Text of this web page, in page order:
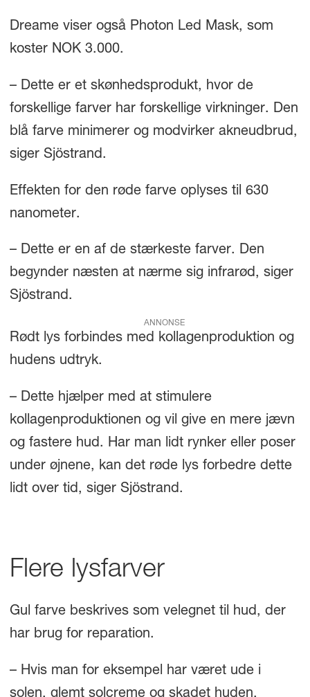
Dreame viser også Photon Led Mask, som
koster NOK 3.000.
– Dette er et skønhedsprodukt, hvor de
forskellige farver har forskellige virkninger. Den
blå farve minimerer og modvirker akneudbrud,
siger Sjöstrand.
Effekten for den røde farve oplyses til 630
nanometer.
– Dette er en af de stærkeste farver. Den
begynder næsten at nærme sig infrarød, siger
Sjöstrand.
ANNONSE
Rødt lys forbindes med kollagenproduktion og
hudens udtryk.
– Dette hjælper med at stimulere
kollagenproduktionen og vil give en mere jævn
og fastere hud. Har man lidt rynker eller poser
under øjnene, kan det røde lys forbedre dette
lidt over tid, siger Sjöstrand.
Flere lysfarver
Gul farve beskrives som velegnet til hud, der
har brug for reparation.
– Hvis man for eksempel har været ude i